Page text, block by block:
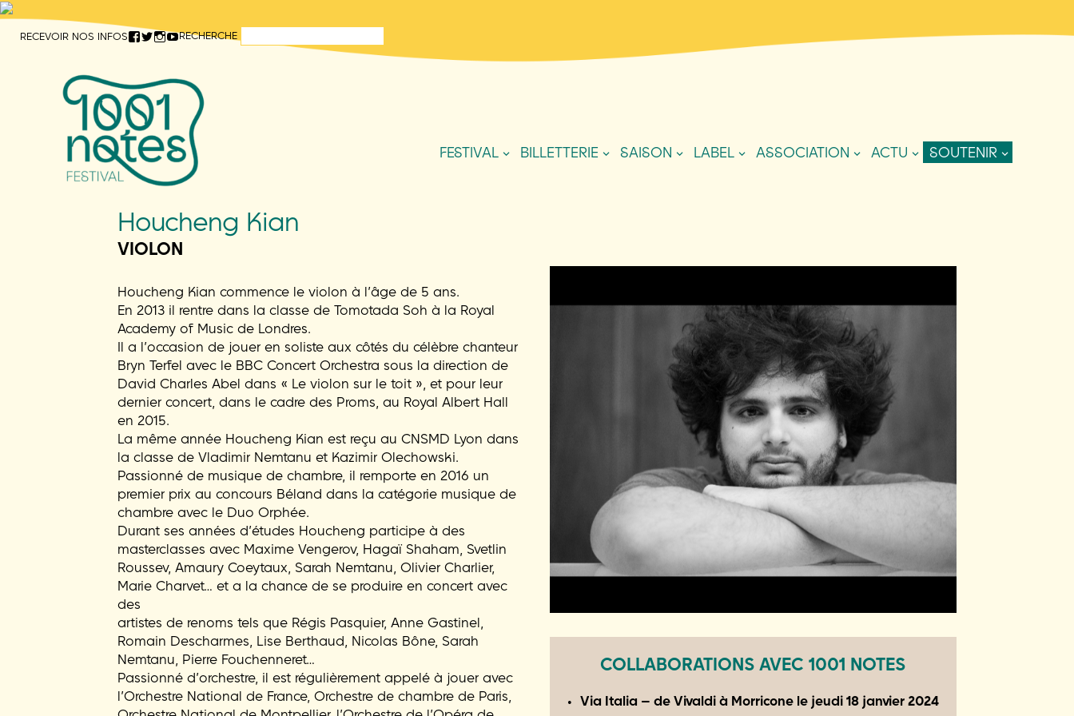
directement
RECEVOIR NOS INFOS RECHERCHE
FESTIVAL BILLETTERIE SAISON LABEL ASSOCIATION ACTU SOUTENIR
Houcheng Kian
VIOLON
Houcheng Kian commence le violon à l’âge de 5 ans.
En 2013 il rentre dans la classe de Tomotada Soh à la Royal
Academy of Music de Londres.
Il a l’occasion de jouer en soliste aux côtés du célèbre chanteur
Bryn Terfel avec le BBC Concert Orchestra sous la direction de
David Charles Abel dans « Le violon sur le toit », et pour leur
dernier concert, dans le cadre des Proms, au Royal Albert Hall
en 2015.
La même année Houcheng Kian est reçu au CNSMD Lyon dans
la classe de Vladimir Nemtanu et Kazimir Olechowski.
Passionné de musique de chambre, il remporte en 2016 un
premier prix au concours Béland dans la catégorie musique de
chambre avec le Duo Orphée.
Durant ses années d’études Houcheng participe à des
masterclasses avec Maxime Vengerov, Hagaï Shaham, Svetlin
Roussev, Amaury Coeytaux, Sarah Nemtanu, Olivier Charlier,
Marie Charvet… et a la chance de se produire en concert avec
des
artistes de renoms tels que Régis Pasquier, Anne Gastinel,
Romain Descharmes, Lise Berthaud, Nicolas Bône, Sarah
Nemtanu, Pierre Fouchenneret…
Passionné d’orchestre, il est régulièrement appelé à jouer avec
l’Orchestre National de France, Orchestre de chambre de Paris,
COLLABORATIONS AVEC 1001 NOTES
Via Italia – de Vivaldi à Morricone le jeudi 18 janvier 2024